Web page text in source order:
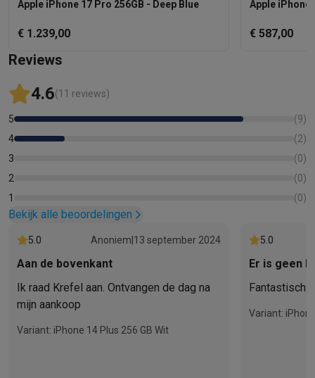
Apple iPhone 17 Pro 256GB - Deep Blue
€ 1.239,00
Apple iPhone
€ 587,00
Reviews
4.6(11 reviews)
5 (9)
4
(2)
3
(0)
2
(0)
1
(0)
Bekijk alle beoordelingen
5.0 Anoniem 13 september 2024
Aan de bovenkant
Ik raad Krefel aan. Ontvangen de dag na
mijn aankoop
Variant: iPhone 14 Plus 256 GB Wit
5.0
Er is geen
Fantastisch !
Variant: